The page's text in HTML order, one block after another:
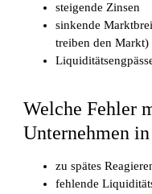
steigende Zinsen
sinkende
treiben den Markt)
Welche Fehler
Unternehmen
zu spätes
fehlende